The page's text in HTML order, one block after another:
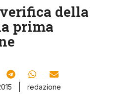
della
prima
redazione